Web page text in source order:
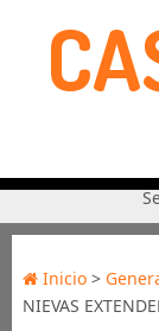
Inicio>
NIEVAS